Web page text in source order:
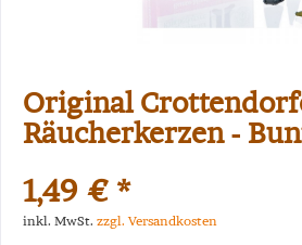
Original
Räucherkerzen -
1,49 € *
inkl. MwSt. zzgl. Versandkosten